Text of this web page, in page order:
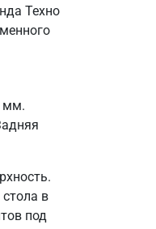
Техно
мм.
в
под